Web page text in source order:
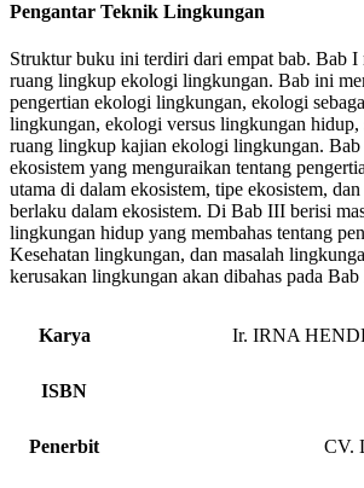
Pengantar Teknik Lingkungan
Struktur buku ini terdiri dari empat bab. Bab I
ruang lingkup ekologi lingkungan. Bab ini
pengertian ekologi lingkungan, ekologi
lingkungan, ekologi versus lingkungan hidup,
ruang lingkup kajian ekologi lingkungan.
ekosistem yang menguraikan tentang
utama di dalam ekosistem, tipe ekosistem,
berlaku dalam ekosistem. Di Bab III berisi
lingkungan hidup yang membahas tentang
Kesehatan lingkungan, dan masalah
kerusakan lingkungan akan dibahas pada Bab
Karya Ir. IRNA
ISBN
Penerbit CV.